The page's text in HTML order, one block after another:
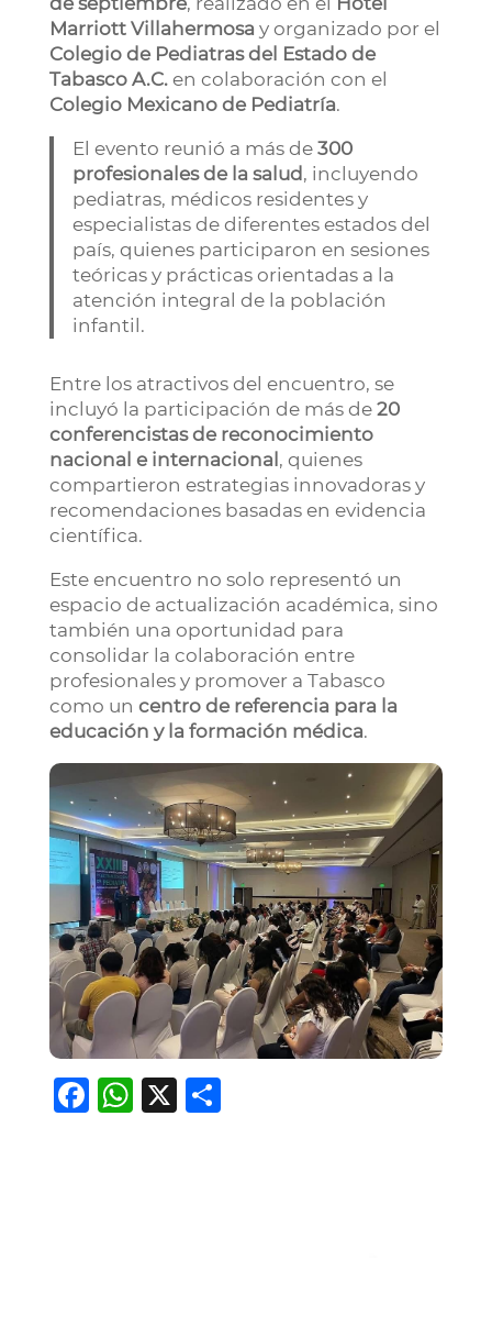
Marriott Villahermosa y organizado por el
Colegio de Pediatras del Estado de
Tabasco A.C.en colaboración con el
Colegio Mexicano de Pediatría.
El evento reunió a más de300
profesionales de la salud , incluyendo
pediatras, médicos residentes y
especialistas de diferentes estados del
país, quienes participaron en sesiones
teóricas y prácticas orientadas a la
atención integral de la población
infantil.
Entre los atractivos del encuentro, se
incluyó la participación de más de 20
conferencistas de reconocimiento
nacional e internacional, quienes
compartieron estrategias innovadoras y
recomendaciones basadas en evidencia
científica.
Este encuentro no solo representó un
espacio de actualización académica, sino
también una oportunidad para
consolidar la colaboración entre
profesionales y promover a Tabasco
como un centro de referencia para la
educación y la formación médica.
Facebook
WhatsApp
X Compartir